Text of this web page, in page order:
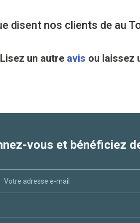
disent nos clients de au
Lisez un autre avis ou laissez
vous et bénéficiez